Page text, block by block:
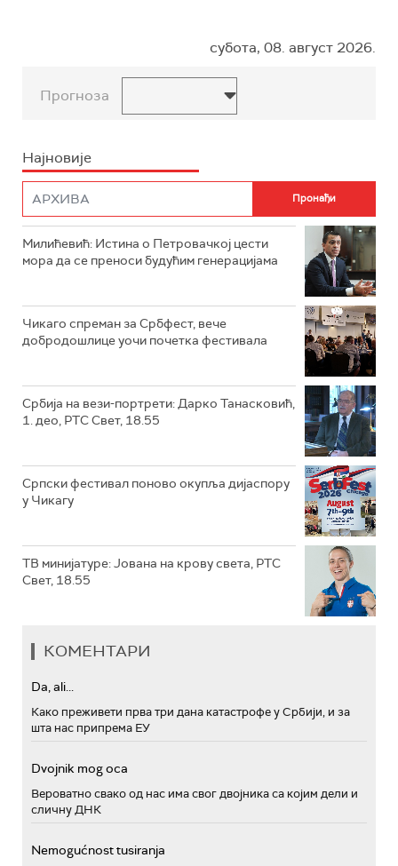
субота, 08. август 2026.
Прогноза
Најновије
Милићевић: Истина о Петровачкој цести
мора да се преноси будућим генерацијама
Чикаго спреман за Србфест, вече
добродошлице уочи почетка фестивала
Србија на вези-портрети: Дарко Танасковић,
1. део, РТС Свет, 18.55
Српски фестивал поново окупља дијаспору
у Чикагу
ТВ минијатуре: Јована на крову света, РТС
Свет, 18.55
КОМЕНТАРИ
Da, ali...
Како преживети прва три дана катастрофе у Србији, и за
шта нас припрема ЕУ
Dvojnik mog oca
Вероватно свако од нас има свог двојника са којим дели и
сличну ДНК
Nemogućnost tusiranja